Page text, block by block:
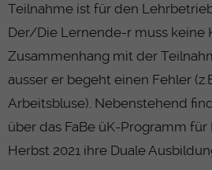
Teilnahme ist für den
Der/Die Lernende-r muss keine
Zusammenhang mit der
ausser er begeht einen Fehler
Arbeitsbluse). Nebenstehend
über das FaBe üK-Programm für
Herbst 2021 ihre Duale